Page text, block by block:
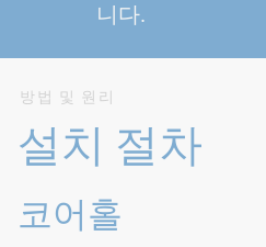
니다.
방법 및 원리
설치 절차
코어홀